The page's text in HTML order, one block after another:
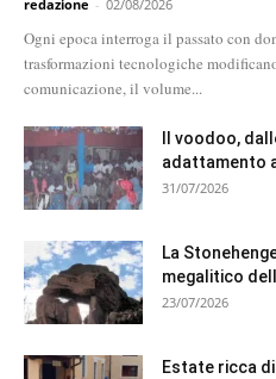
redazione - 02/08/2026
Ogni epoca interroga il passato con
trasformazioni tecnologiche
comunicazione, il volume...
Il voodoo,
adattamento
31/07/2026
La
megalitico
23/07/2026
Estate ricca